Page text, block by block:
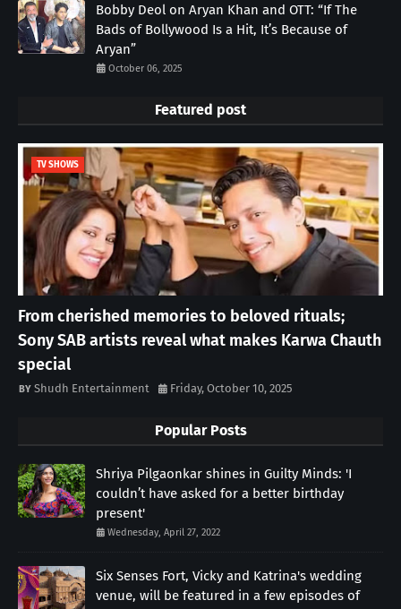
Bobby Deol on Aryan Khan and OTT: “If The
Bads of Bollywood Is a Hit, It’s Because of
Aryan”
October 06, 2025
Featured post
TV SHOWS
From cherished memories to beloved rituals;
Sony SAB artists reveal what makes Karwa Chauth
special
Shudh Entertainment Friday, October 10, 2025
Popular Posts
Shriya Pilgaonkar shines in Guilty Minds: 'I
couldn’t have asked for a better birthday
present'
Wednesday, April 27, 2022
Six Senses Fort, Vicky and Katrina's wedding
venue, will be featured in a few episodes of